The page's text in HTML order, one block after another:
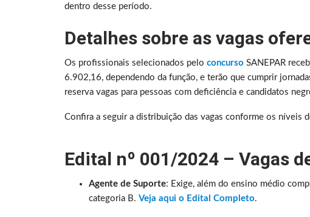
dentro desse período.
Detalhes sobre as vagas
Os profissionais selecionados pelo concurso SANEPAR
6.902,16, dependendo da função, e terão que cumprir
reserva vagas para pessoas com deficiência e candidatos
Confira a seguir a distribuição das vagas conforme os níveis
Edital nº 001/2024 – Vagas
Agente de Suporte: Exige, além do ensino médio
categoria B. Veja aqui o Edital Completo.